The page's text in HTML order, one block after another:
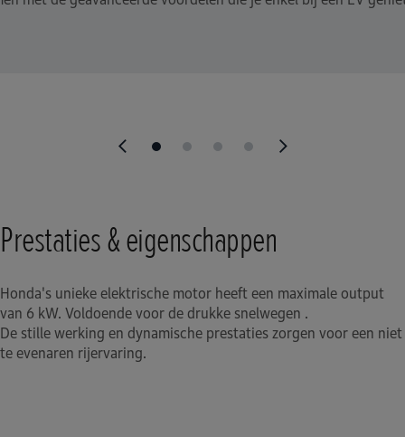
Prestaties & eigenschappen
Honda's unieke elektrische motor heeft een maximale output
van 6 kW. Voldoende voor de drukke snelwegen .
De stille werking en dynamische prestaties zorgen voor een niet
te evenaren rijervaring.